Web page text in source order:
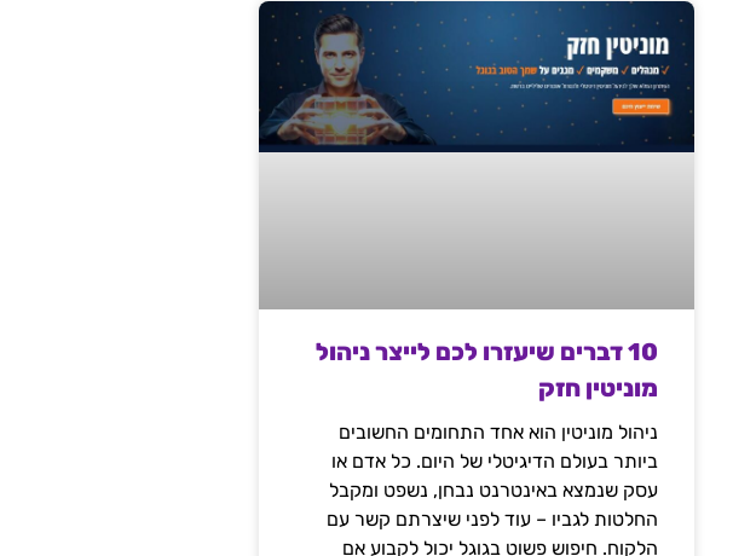
10 דברים שיעזרו לכם לייצר ניהול
מוניטין חזק
ניהול מוניטין הוא אחד התחומים החשובים
ביותר בעולם הדיגיטלי של היום. כל אדם או
עסק שנמצא באינטרנט נבחן, נשפט ומקבל
החלטות לגביו – עוד לפני שיצרתם קשר עם
הלקוח. חיפוש פשוט בגוגל יכול לקבוע אם